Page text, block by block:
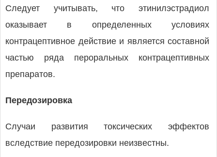
Следует учитывать, что этинилэстрадиол
оказывает в определенных условиях
контрацептивное действие и является составной
частью ряда пероральных контрацептивных
препаратов.
Передозировка
Случаи развития токсических эффектов
вследствие передозировки неизвестны.